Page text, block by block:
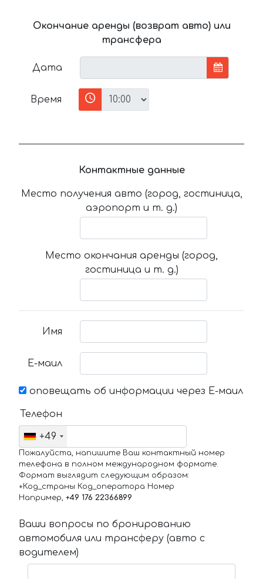
Окончание аренды (возврат авто) или
трансфера
Дата
Время
Контактные данные
Место получения авто (город, гостиница,
аэропорт и т. д.)
Место окончания аренды (город,
гостиница и т. д.)
Имя
Е-маил
оповещать об информации через Е-маил
Телефон
+49
Пожалуйста, напишите Ваш контактный номер
телефона в полном международном формате.
Формат выглядит следующим образом:
+Код_страны Код_оператора Номер
Например, +49 176 22366899
Ваши вопросы по бронированию
автомобиля или трансферу (авто с
водителем)